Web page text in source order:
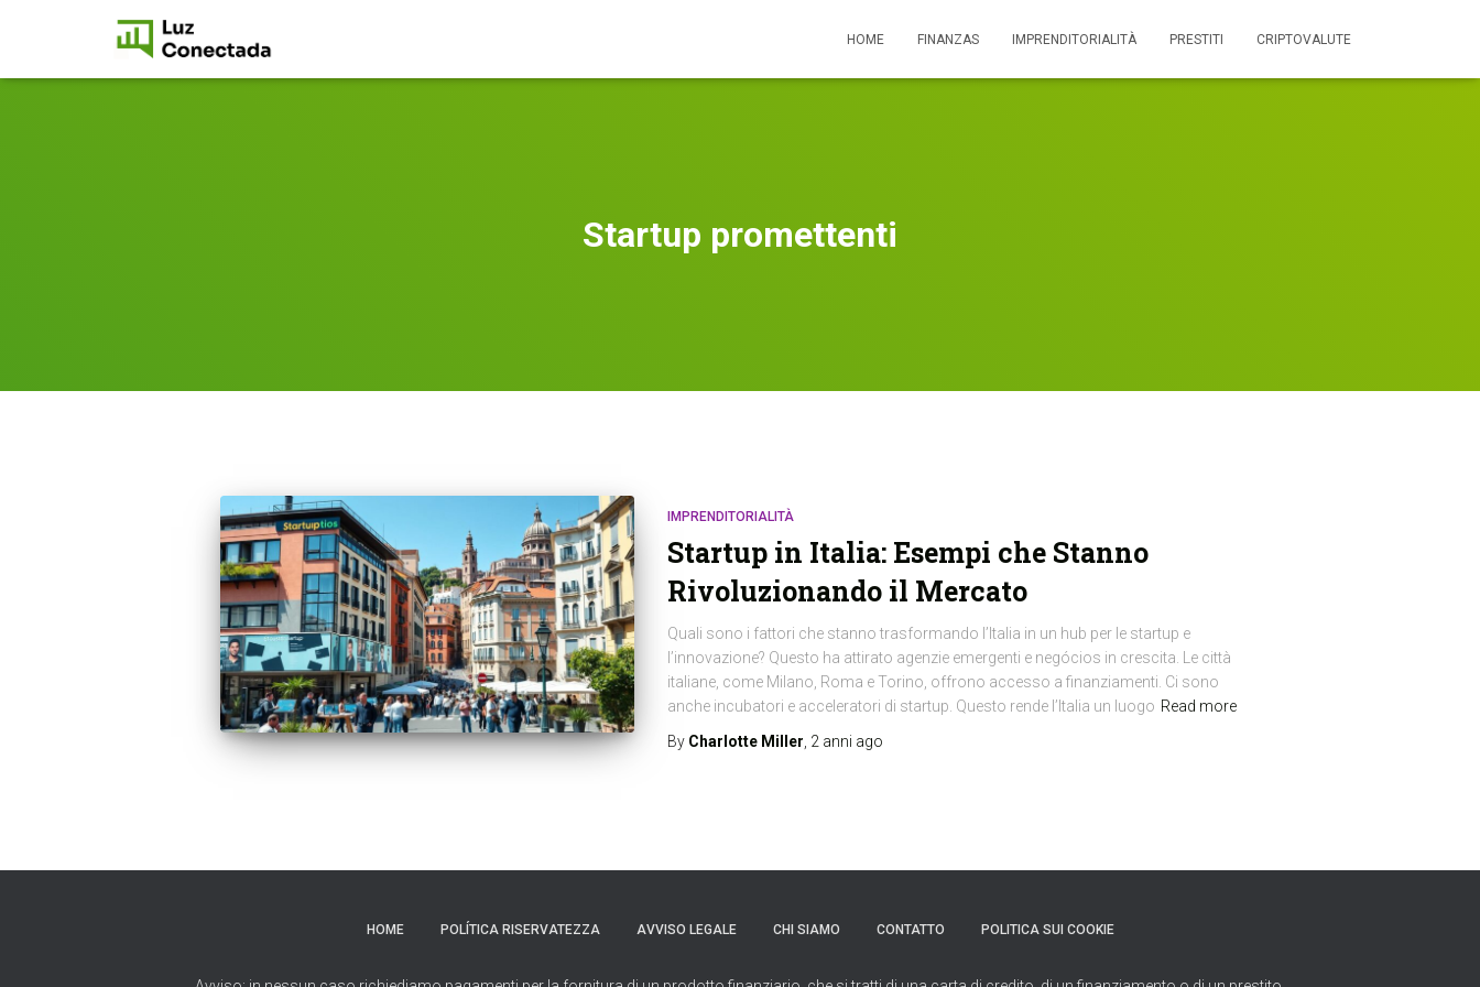
HOME FINANZAS IMPRENDITORIALITÀ PRESTITI CRIPTOVALUTE
Startup promettenti
IMPRENDITORIALITÀ
Startup in Italia: Esempi che Stanno
Rivoluzionando il Mercato
Quali sono i fattori che stanno trasformando l’Italia in un hub per le startup e
l’innovazione? Questo ha attirato agenzie emergenti e negócios in crescita. Le città
italiane, come Milano, Roma e Torino, offrono accesso a finanziamenti. Ci sono
anche incubatori e acceleratori di startup. Questo rende l’Italia un luogo Read more
By Charlotte Miller 2 anni ago
HOME POLÍTICA RISERVATEZZA AVVISO LEGALE CHI SIAMO CONTATTO POLITICA SUI COOKIE